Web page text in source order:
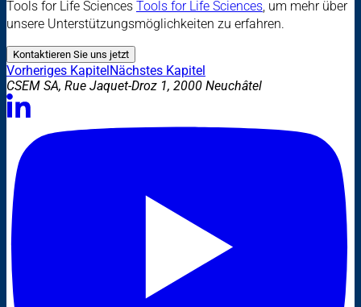
Tools for Life Sciences Tools for Life Sciences, um mehr über
unsere Unterstützungsmöglichkeiten zu erfahren.
Kontaktieren Sie uns jetzt
Vorheriges KapitelNächstes Kapitel
CSEM SA, Rue Jaquet-Droz 1, 2000 Neuchâtel